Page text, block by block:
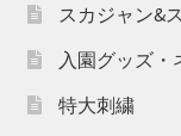
スカジャン&
入園グッズ・
特大刺繍